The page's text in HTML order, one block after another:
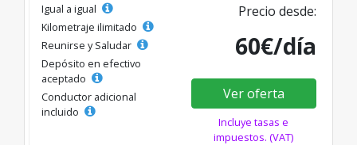
Igual a igual
Kilometraje ilimitado
Reunirse y Saludar
Depósito en efectivo
aceptado
Conductor adicional
incluido
Precio desde:
60€/día
Ver oferta
Incluye tasas e
impuestos. (VAT)